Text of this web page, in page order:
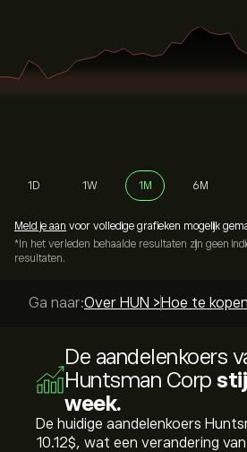
1D 1W 1M 6M
Meld je aan voor volledige grafieken mogelijk
*In het verleden behaalde resultaten zijn geen
resultaten.
Ga naar:Over HUN > Hoe te
De aandelenkoers
Huntsman Corp
week.
De huidige aandelenkoers
10.12‎$‎, wat een verandering